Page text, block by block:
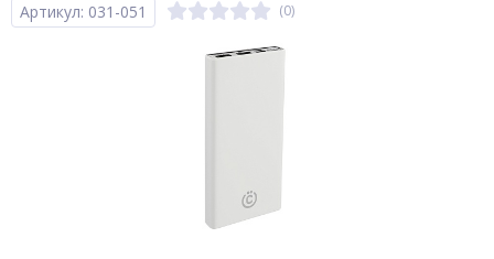
Артикул: 031-051 (0)